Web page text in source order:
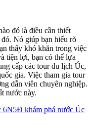
đó là điều cần thiết
Nó giúp bạn hiểu rõ
thấy khó khăn trong việc
tiện lợi, bạn có thể lựa
cấp các tour du lịch Úc,
gia. Việc tham gia tour
dẫn viên chuyên nghiệp.
nước này.
6N5Đ khám phá nước Úc